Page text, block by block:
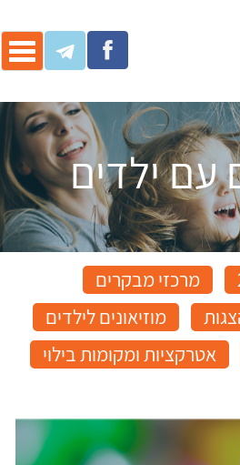
עם ילדים
מרכזי מבקרים
מוזיאונים לילדים
אטרקציות ומקומות בילוי